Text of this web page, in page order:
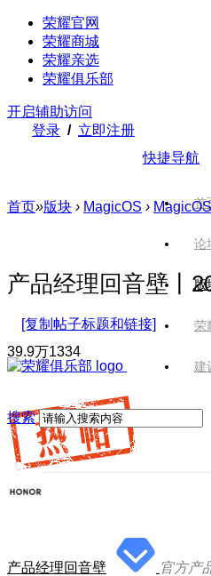
荣耀官网
荣耀商城
荣耀亲选
荣耀俱乐部
开启辅助访问
登录 / 立即注册
快捷导航
首
论
版
荣
建
搜索
首页»版块 › MagicOS › MagicOS
产品经理回音壁丨
[复制帖子标题和链接]
39.9万1334
产品经理回音壁 官方产